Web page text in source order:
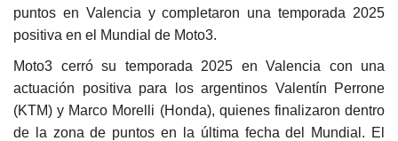
puntos en Valencia y completaron una temporada 2025
positiva en el Mundial de Moto3.
Moto3 cerró su temporada 2025 en Valencia con una
actuación positiva para los argentinos Valentín Perrone
(KTM) y Marco Morelli (Honda), quienes finalizaron dentro
de la zona de puntos en la última fecha del Mundial. El